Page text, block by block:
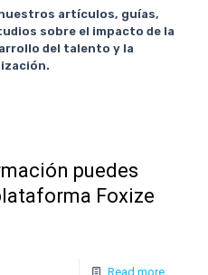
artículos, guías,
sobre el impacto de la
del talento y la
puedes
Foxize
Read more